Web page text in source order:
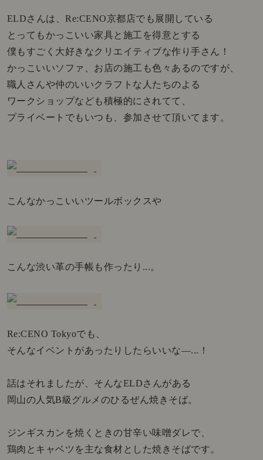
ELDさんは、Re:CENO京都店でも展開している
とってもかっこいい家具と施工を得意とする
僕もすごく大好きなクリエイティブな作り手さん！
かっこいいソファ、お店の施工も色々あるのですが、
職人さんや仲のいいクラフトな人たちのよる
ワークショップなども積極的にされてて、
プライベートでもいつも、参加させて頂いてます。
こんなかっこいいツールボックスや
こんな渋い革の手帳も作ったり...。
Re:CENO Tokyoでも、
そんなイベントがあったりしたらいいな―...！
話はそれましたが、そんなELDさんがある
岡山の人気B級グルメのひるぜん焼きそば。
ジンギスカンを焼くときの甘辛い味噌ダレで、
鶏肉とキャベツを主な食材とした焼きそばです。